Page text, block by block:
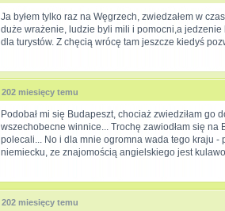
Ja byłem tylko raz na Węgrzech, zwiedzałem w
duże wrażenie, ludzie byli mili i pomocni,a
dla turystów. Z chęcią wrócę tam jeszcze kiedyś
202 miesięcy temu
Podobał mi się Budapeszt, chociaż zwiedziłam go
wszechobecne winnice... Trochę zawiodłam się
polecali... No i dla mnie ogromna wada tego kraju -
niemiecku, ze znajomością angielskiego jest
202 miesięcy temu